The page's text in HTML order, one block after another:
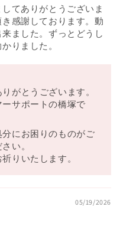
てありがとうございま
感謝しております。動
ました。ずっとどうし
りました。
がとうございます。
ーサポートの橋塚で
にお困りのものがご
い。
りいたします。
05/19/2026